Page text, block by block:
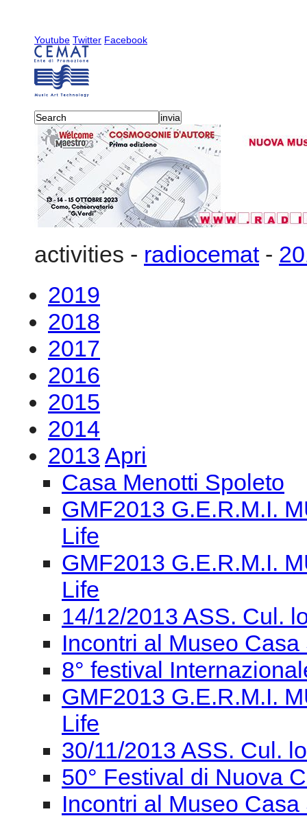
Youtube Twitter Facebook
activities
2019
2018
2017
2016
2015
2014
2013Apri
Casa Menotti Spoleto
GMF2013 G.E.R.M.I.
Life
GMF2013 G.E.R.M.I.
Life
14/12/2013 ASS. Cul.
Incontri al Museo
8° festival